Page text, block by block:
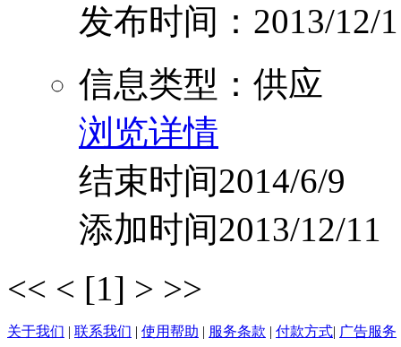
发布时间：2013/12/
信息类型：供应
浏览详情
结束时间2014/6/9
添加时间2013/12/11
<< < [1] > >>
关于我们 | 联系我们 | 使用帮助 | 服务条款 | 付款方式| 广告服务